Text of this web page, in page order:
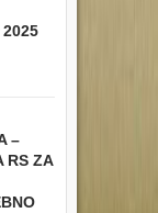
–
RS ZA